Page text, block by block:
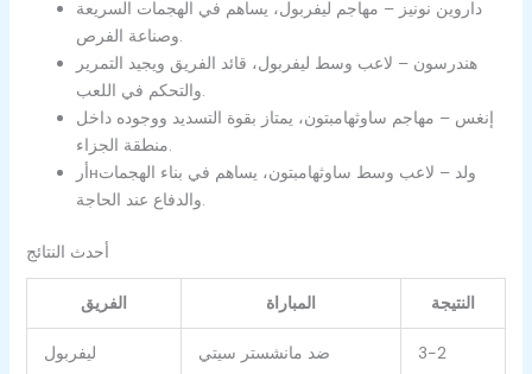
داروين نونيز – مهاجم ليفربول، يساهم في الهجمات السريعة
وصناعة الفرص.
هندرسون – لاعب وسط ليفربول، قائد الفريق ويجيد التمرير
والتحكم في اللعب.
إنغس – مهاجم ساوثهامبتون، يمتاز بقوة التسديد ووجوده داخل
منطقة الجزاء.
أرнولد – لاعب وسط ساوثهامبتون، يساهم في بناء الهجمات
والدفاع عند الحاجة.
أحدث النتائج
الفريق المباراة النتيجة
ليفربول ضد مانشستر سيتي 3-2